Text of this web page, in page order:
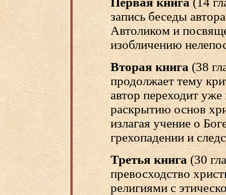
запись беседы
Автоликом и
изобличению
Вторая книга (38
продолжает тему
автор переходит
раскрытию основ
излагая учение о
грехопадении и
Третья книга (30
превосходство
религиями с